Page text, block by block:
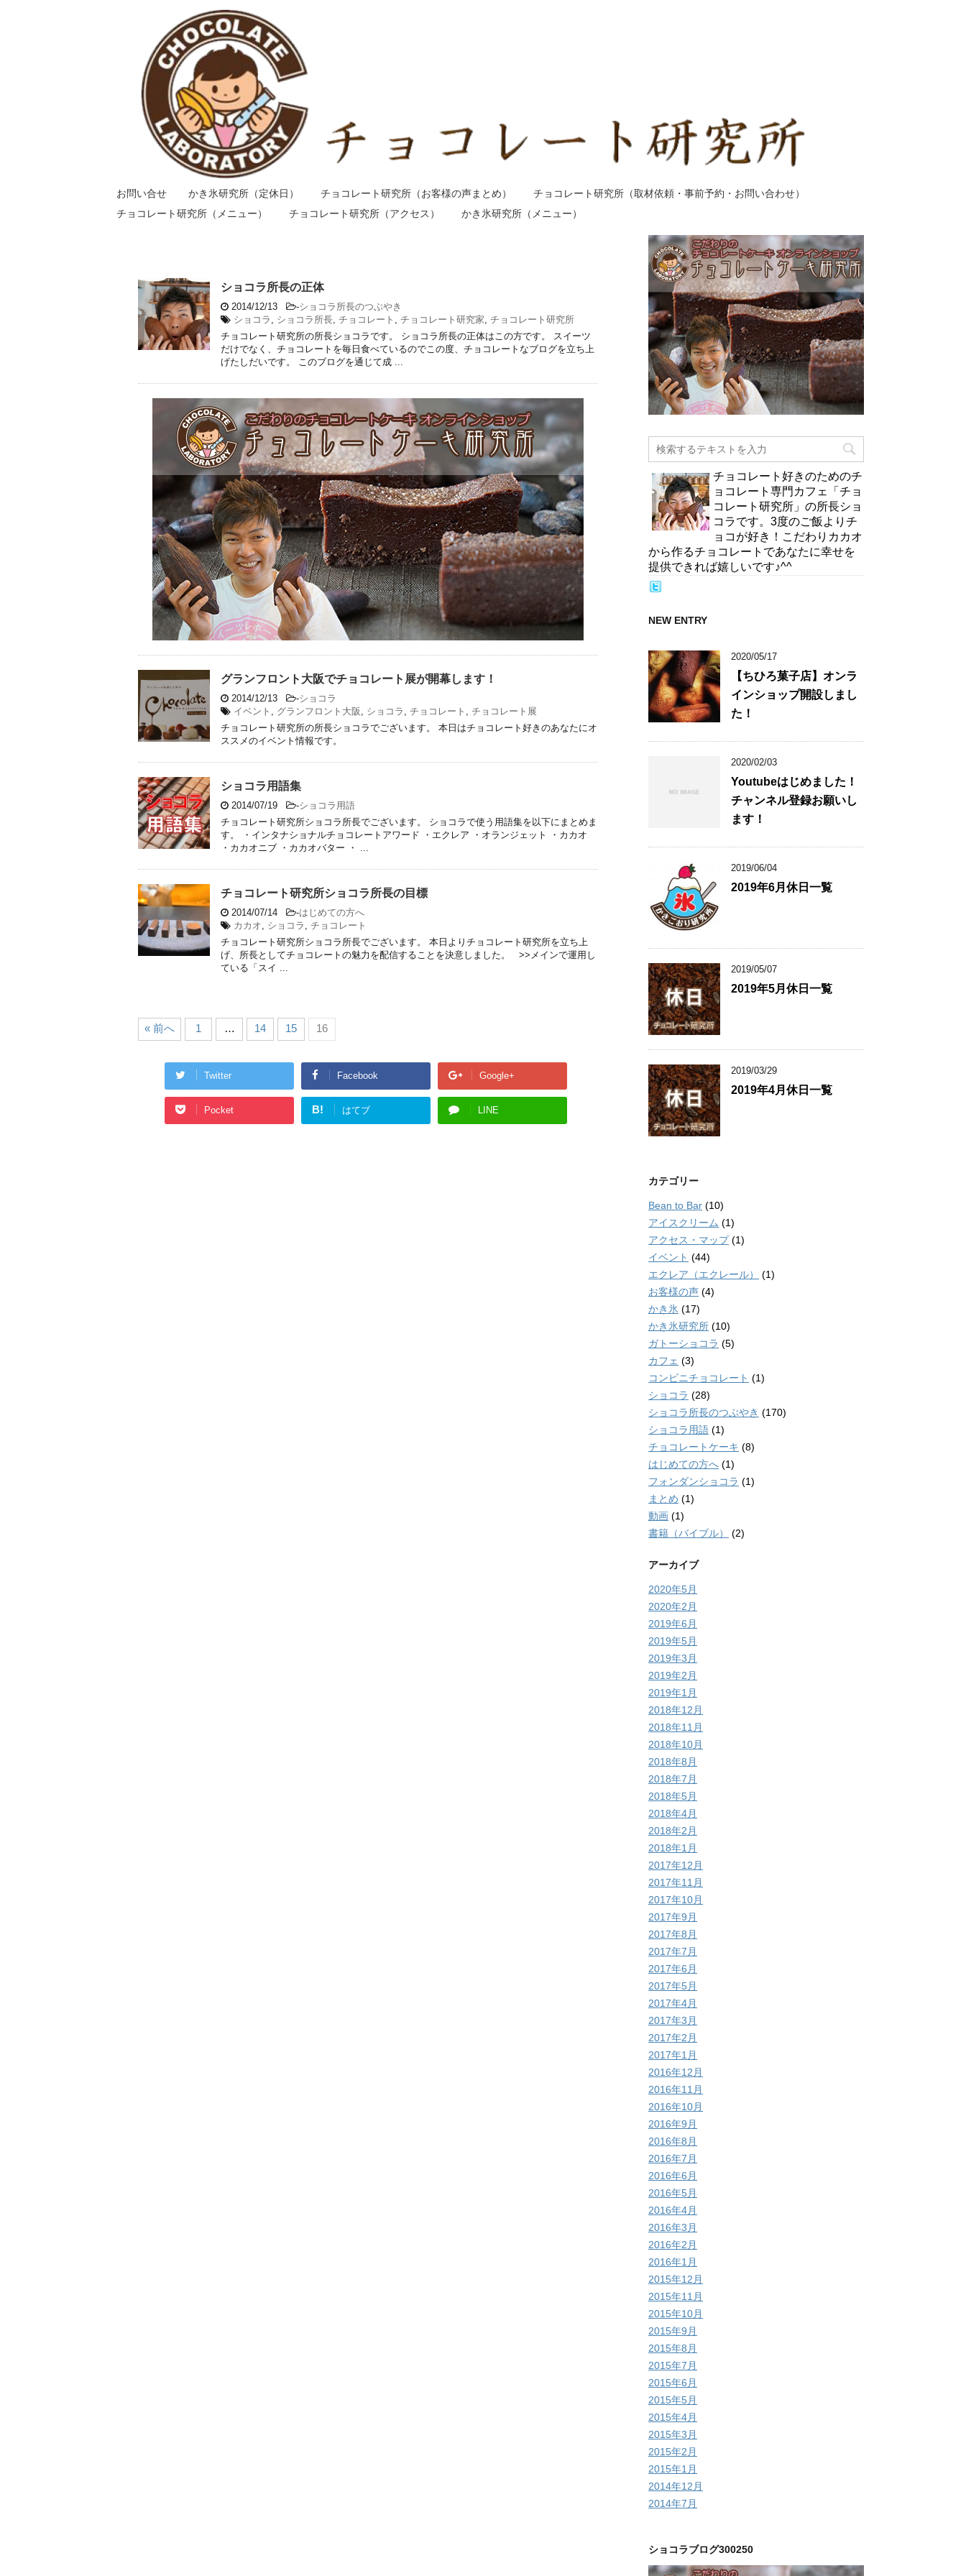
お問い合せ かき氷研究所（定休日） チョコレート研究所（お客様の声まとめ）
チョコレート研究所（取材依頼・事前予約・お問い合わせ）
チョコレート研究所（メニュー）
チョコレート研究所（アクセス） かき氷研究所（メニュー）
ショコラ所長の正体
2014/12/13 -ショコラ所長のつぶやき
ショコラ
ショコラ所長 チョコレート チョコレート研究家 チョコレート研究所
チョコレート研究所の所長ショコラです。 ショコラ所長の正体はこの方です。 スイーツ
だけでなく、チョコレートを毎日食べているのでこの度、チョコレートなブログを立ち上
げたしだいです。 このブログを通じて成 ...
グランフロント大阪でチョコレート展が開幕します！
2014/12/13 -ショコラ
イベント
グランフロント大阪 ショコラ チョコレート
チョコレート展
チョコレート研究所の所長ショコラでございます。 本日はチョコレート好きのあなたにオ
ススメのイベント情報です。
ショコラ用語集
2014/07/19 -ショコラ用語
チョコレート研究所ショコラ所長でございます。 ショコラで使う用語集を以下にまとめま
す。 ・インタナショナルチョコレートアワード ・エクレア ・オランジェット ・カカオ
・カカオニブ ・カカオバター ・ ...
チョコレート研究所ショコラ所長の目標
2014/07/14 -はじめての方へ
カカオ
ショコラ
チョコレート
チョコレート研究所ショコラ所長でございます。 本日よりチョコレート研究所を立ち上
げ、所長としてチョコレートの魅力を配信することを決意しました。 >>メインで運用し
ている「スイ ...
« 前へ 1 … 14 15 16
Twitter Facebook Google+
Pocket B! はてブ LINE
チョコレート好きのためのチ
ョコレート専門カフェ「チョ
コレート研究所」の所長ショ
コラです。3度のご飯よりチ
ョコが好き！こだわりカカオ
から作るチョコレートであなたに幸せを
提供できれば嬉しいです♪^^
NEW ENTRY
2020/05/17
【ちひろ菓子店】オンラ
インショップ開設しまし
た！
2020/02/03
Youtubeはじめました！
チャンネル登録お願いし
ます！
2019/06/04
2019年6月休日一覧
2019/05/07
2019年5月休日一覧
2019/03/29
2019年4月休日一覧
カテゴリー
Bean to Bar (10)
アイスクリーム (1)
アクセス・マップ(1)
イベント (44)
エクレア（エクレール）
(1)
お客様の声 (4)
かき氷 (17)
かき氷研究所 (10)
ガトーショコラ (5)
カフェ (3)
コンビニチョコレート (1)
ショコラ (28)
ショコラ所長のつぶやき (170)
ショコラ用語 (1)
チョコレートケーキ (8)
はじめての方へ (1)
フォンダンショコラ (1)
まとめ (1)
動画 (1)
書籍（バイブル）
(2)
アーカイブ
2020年5月
2020年2月
2019年6月
2019年5月
2019年3月
2019年2月
2019年1月
2018年12月
2018年11月
2018年10月
2018年8月
2018年7月
2018年5月
2018年4月
2018年2月
2018年1月
2017年12月
2017年11月
2017年10月
2017年9月
2017年8月
2017年7月
2017年6月
2017年5月
2017年4月
2017年3月
2017年2月
2017年1月
2016年12月
2016年11月
2016年10月
2016年9月
2016年8月
2016年7月
2016年6月
2016年5月
2016年4月
2016年3月
2016年2月
2016年1月
2015年12月
2015年11月
2015年10月
2015年9月
2015年8月
2015年7月
2015年6月
2015年5月
2015年4月
2015年3月
2015年2月
2015年1月
2014年12月
2014年7月
ショコラブログ300250